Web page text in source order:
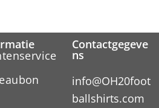
Contactgegeve
ns
info@OH20foot
ballshirts.com